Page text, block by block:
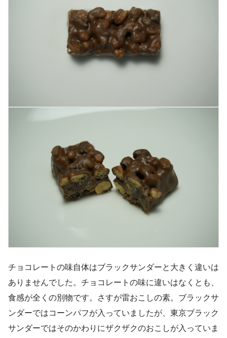
チョコレートの味自体はブラックサンダーと大きく違いは
ありませんでした。チョコレートの味に違いはなくとも、
食感が全くの別物です。さすが雷おこしの素。ブラックサ
ンダーではコーンパフが入っていましたが、東京ブラック
サンダーではそのかわりにザクザクのおこしが入っていま